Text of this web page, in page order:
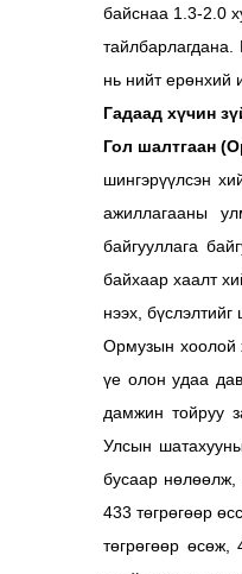
байснаа 1.3-2.0
нь нийт ерөнхий
Гадаад хүчин
Гол шалтгаан
шингэрүүлсэн
ажиллагааны
байгууллага
байхаар хаалт
нээх,
Ормузын хоолой
үе олон удаа
дамжин тойруу
Улсын
бусаар нөлөөлж,
433 төгрөгөөр
төгрөгөөр